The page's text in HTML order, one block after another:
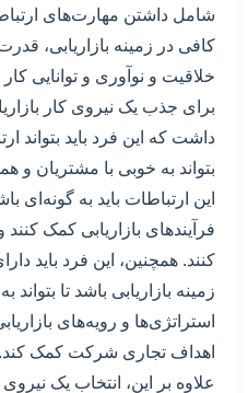
شامل داشتن مهارت‌های
کافی در زمینه بازاریابی،
خلاقیت و نوآوری و توانایی
برای جذب یک نیروی کار
داشت که این فرد باید بتواند
بتواند به خوبی با مشتریان و
این ارتباطات باید به گونه‌ای
فرآیندهای بازاریابی کمک
کنند. همچنین، این فرد باید
زمینه بازاریابی باشد تا
استراتژی‌ها و رویه‌های
اهداف تجاری شرکت کمک کند.
علاوه بر این، انتخاب یک